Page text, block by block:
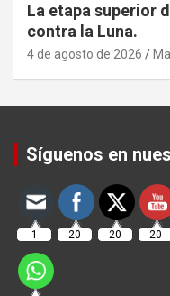
La etapa superior
contra la Luna.
4 de agosto de 2026
Síguenos en
1 20 20 20